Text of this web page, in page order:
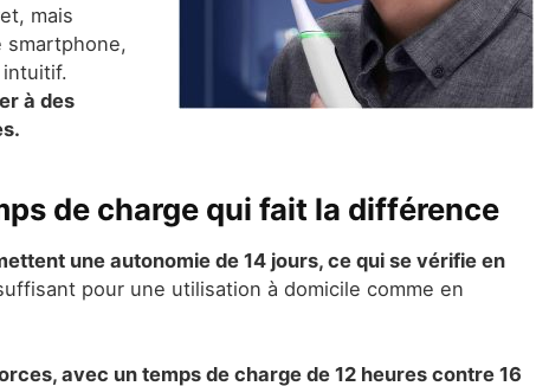
mais
smartphone,
à des
de charge qui fait la différence
une autonomie de 14 jours, ce qui se vérifie en
pour une utilisation à domicile comme en
avec un temps de charge de 12 heures contre 16